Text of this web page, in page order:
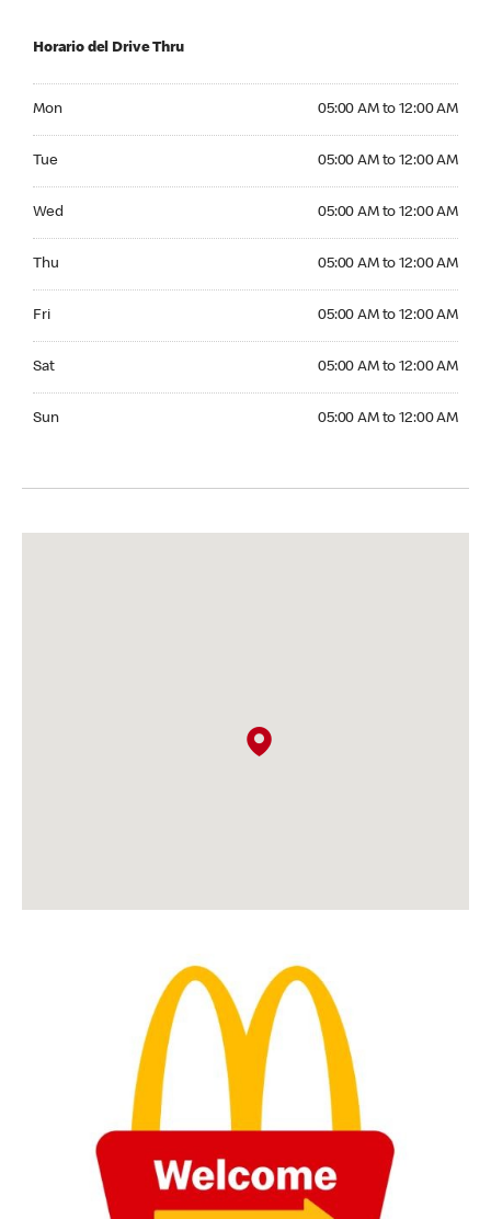
Horario del Drive Thru
Mon 05:00 AM to 12:00 AM
Tue 05:00 AM to 12:00 AM
Wed 05:00 AM to 12:00 AM
Thu 05:00 AM to 12:00 AM
Fri 05:00 AM to 12:00 AM
Sat 05:00 AM to 12:00 AM
Sun 05:00 AM to 12:00 AM